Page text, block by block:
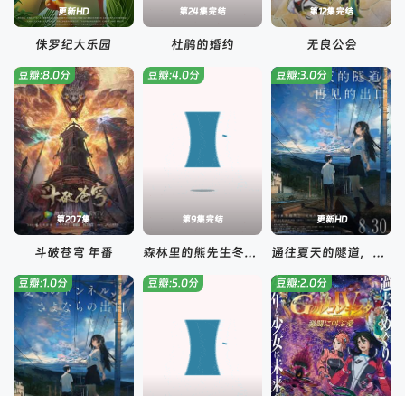
更新HD
侏罗纪大乐园
第24集完结
杜鹃的婚约
第12集完结
无良公会
第207集
豆瓣:8.0分
斗破苍穹 年番
第9集完结
豆瓣:4.0分
森林里的熊先生冬眠中
更新HD
豆瓣:3.0分
通往夏天的隧道，再见的出口国语
豆瓣:1.0分 豆瓣:5.0分 豆瓣:2.0分